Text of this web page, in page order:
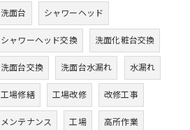
洗面台 シャワーヘッド
シャワーヘッド交換 洗面化粧台交換
洗面台交換 洗面台水漏れ 水漏れ
工場修繕 工場改修 改修工事
メンテナンス 工場 高所作業